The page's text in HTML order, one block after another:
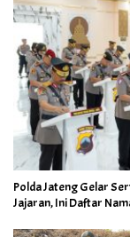
Polda Jateng Gelar
Jajaran, Ini Daftar